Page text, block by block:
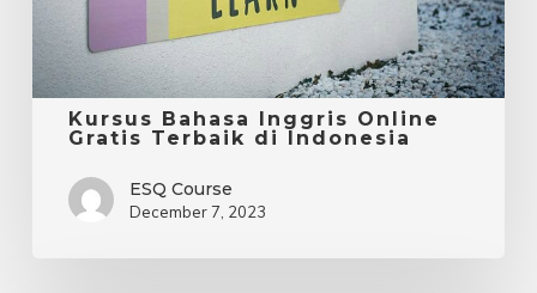
Indonesia
Kursus Bahasa Inggris Online
Gratis Terbaik di Indonesia
ESQ Course
December 7, 2023